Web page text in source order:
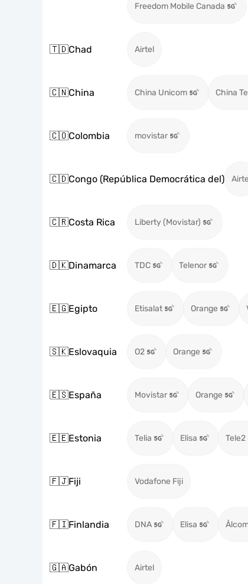
Freedom Mobile Canada
🇹🇩Chad Airtel
🇨🇳China China Unicom China
🇨🇴Colombia movistar
🇨🇩Congo (República Democrática del)
🇨🇷Costa Rica Liberty (Movistar)
🇩🇰Dinamarca TDC Telenor
🇪🇬Egipto Etisalat Orange
🇸🇰Eslovaquia O2 Orange
🇪🇸España Movistar Orange
🇪🇪Estonia Telia Elisa Tele2
🇫🇯Fiji Vodafone Fiji
🇫🇮Finlandia DNA Elisa
🇬🇦Gabón Airtel